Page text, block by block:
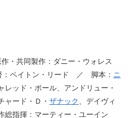
・共同製作：ダニー・ウォレス
ペイトン・リード ／ 脚本： ニ
レッド・ポール、アンドリュー・
ード・Ｄ・ ザナック
、デイヴィ
指揮：マーティー・ユーイン